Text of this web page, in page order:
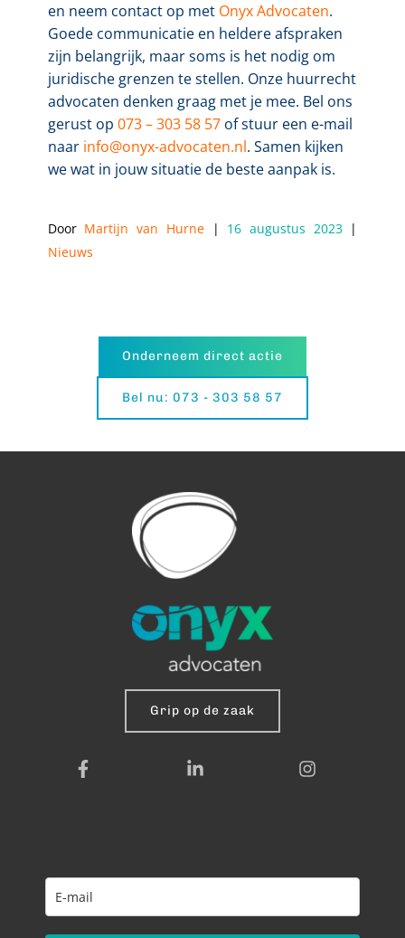
en neem contact op met Onyx Advocaten.
Goede communicatie en heldere afspraken
zijn belangrijk, maar soms is het nodig om
juridische grenzen te stellen. Onze huurrecht
advocaten denken graag met je mee. Bel ons
gerust op 073 – 303 58 57of stuur een e-mail
naar info@onyx-advocaten.nl. Samen kijken
we wat in jouw situatie de beste aanpak is.
Door Martijn van Hurne | 16 augustus 2023
Nieuws
Onderneem direct actie
Bel nu: 073 - 303 58 57
Grip op de zaak